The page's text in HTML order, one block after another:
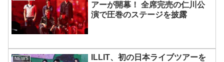
アーが開幕！ 全席完売の仁川公
演で圧巻のステージを披露
NEWS
ILLIT、初の日本ライブツアーを